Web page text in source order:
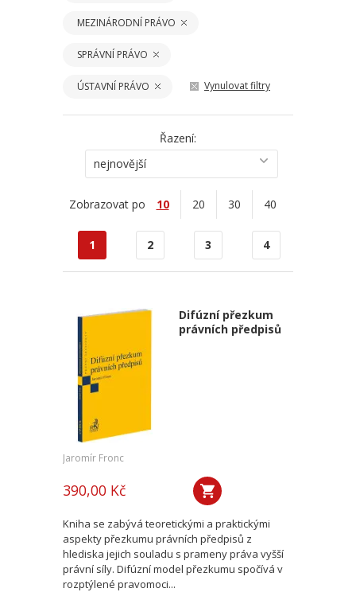
MEZINÁRODNÍ PRÁVO
SPRÁVNÍ PRÁVO
ÚSTAVNÍ PRÁVO Vynulovat filtry
Řazení:
nejnovější
Zobrazovat po 10 20 30 40
1 2 3 4
Difúzní přezkum
právních předpisů
Jaromír Fronc
390,00 Kč
Kniha se zabývá teoretickými a praktickými
aspekty přezkumu právních předpisů z
hlediska jejich souladu s prameny práva vyšší
právní síly. Difúzní model přezkumu spočívá v
rozptýlené pravomoci...